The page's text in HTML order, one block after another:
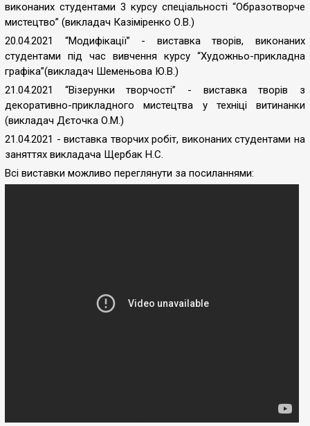
виконаних студентами 3 курсу спеціальності “Образотворче
мистецтво” (викладач Казіміренко О.В.)
20.04.2021 “Модифікації” - виставка творів, виконаних
студентами під час вивчення курсу “Художньо-прикладна
графіка”(викладач Шеменьова Ю.В.)
21.04.2021 “Візерунки творчості” - виставка творів з
декоративно-прикладного мистецтва у техніці витинанки
(викладач Дєточка О.М.)
21.04.2021 - виставка творчих робіт, виконаних студентами на
заняттях викладача Щербак Н.С.
Всі виставки можливо переглянути за посиланнями: